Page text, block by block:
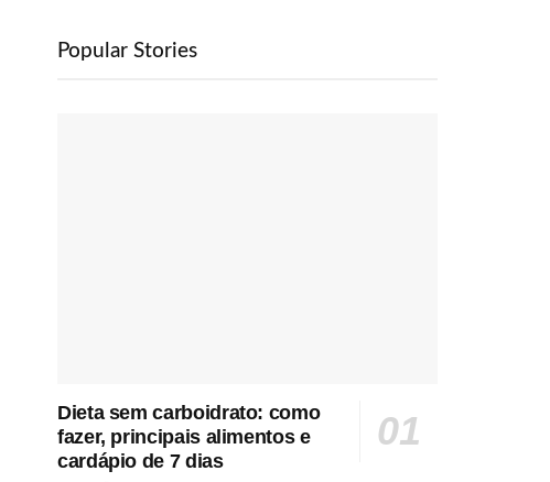
Popular Stories
Dieta sem carboidrato: como
fazer, principais alimentos e
cardápio de 7 dias